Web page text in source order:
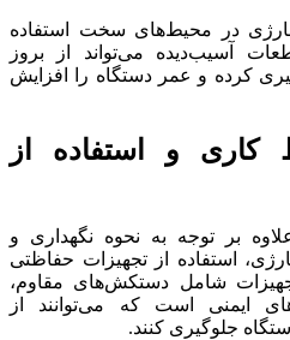
در محیط‌های سخت استفاده
آسیب‌دیده می‌تواند از بروز
کرده و عمر دستگاه را افزایش
کاری و استفاده از
بر توجه به نحوه نگهداری و
استفاده از تجهیزات حفاظتی
شامل دستکش‌های مقاوم،
ایمنی است که می‌توانند از
جلوگیری کنند.